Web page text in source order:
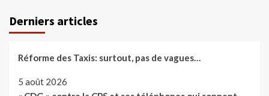
Derniers articles
Réforme des Taxis: surtout, pas de vagues…
5 août 2026